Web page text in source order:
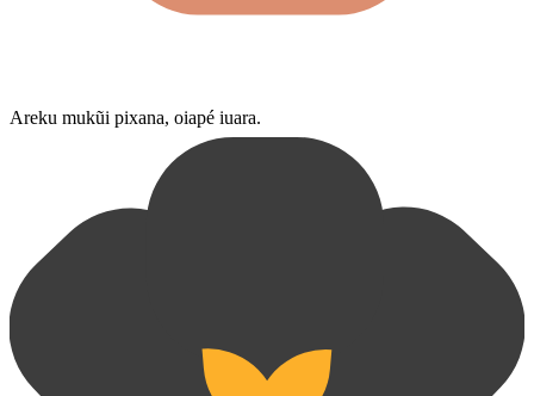
Areku mukũi pixana, oiapé iuara.